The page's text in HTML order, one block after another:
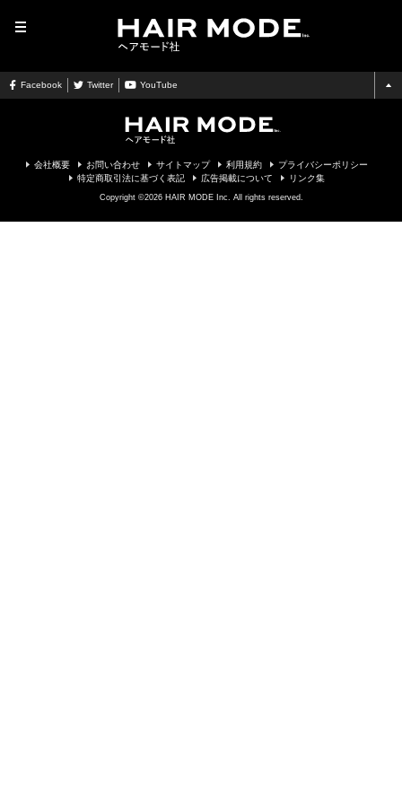
Facebook Twitter YouTube
会社概要 お問い合わせ サイトマップ 利用規約
プライバシーポリシー
特定商取引法に基づく表記
広告掲載について リンク集
Copyright ©2026 HAIR MODE Inc. All rights reserved.